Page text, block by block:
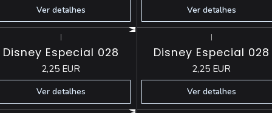
Ver detalhes Ver detalhes
|
Disney Especial 028
2,25 EUR
Ver detalhes
|
Disney Especial 028
2,25 EUR
Ver detalhes